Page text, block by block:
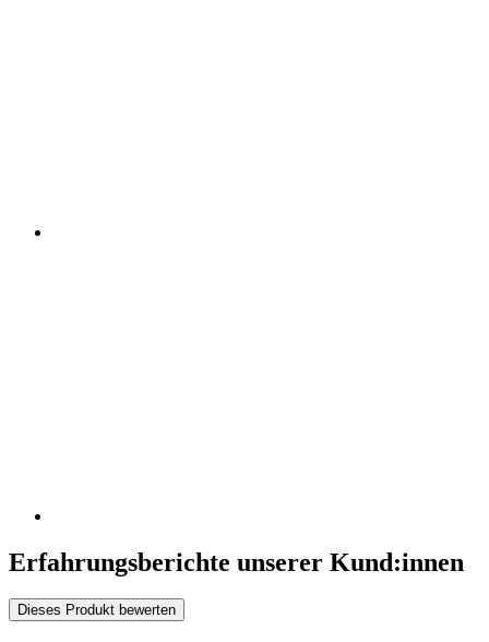
Erfahrungsberichte unserer Kund:innen
Dieses Produkt bewerten